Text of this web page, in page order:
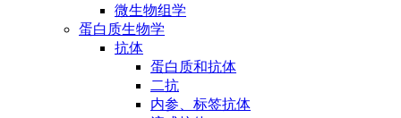
微生物组学
蛋白质生物学
抗体
蛋白质和抗体
二抗
内参、标签抗体